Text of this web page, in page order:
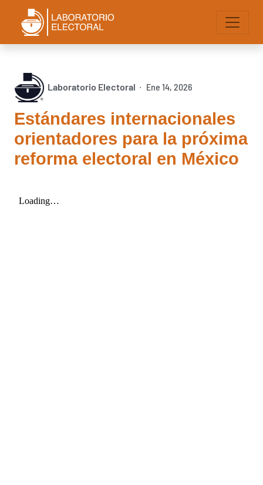
Laboratorio Electoral ∙ Ene 14, 2026
Estándares internacionales
orientadores para la próxima
reforma electoral en México